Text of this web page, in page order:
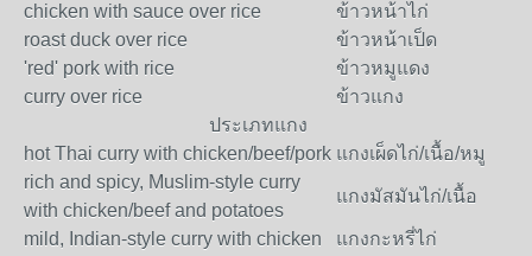
chicken with sauce over rice
ข้าวหน้าไก่
roast duck over rice
ข้าวหน้าเป็ด
'red' pork with rice
ข้าวหมูแดง
curry over rice
ข้าวแกง
ประเภทแกง
hot Thai curry with chicken/beef/pork แกงเผ็ดไก่/เนื้อ/หมู
rich and spicy, Muslim-style curry
with chicken/beef and potatoes
แกงมัสมันไก่/เนื้อ
mild, Indian-style curry with chicken
แกงกะหรี่ไก่